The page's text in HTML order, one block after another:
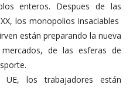
enteros. Despues de las
los monopolios insaciables
están preparando la nueva
de las esferas de
los trabajadores están